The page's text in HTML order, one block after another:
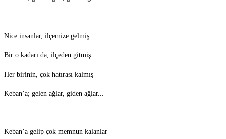
Nice insanlar, ilçemize gelmiş
Bir o kadarı da, ilçeden gitmiş
Her birinin, çok hatırası kalmış
Keban’a; gelen ağlar, giden ağlar...
Keban’a gelip çok memnun kalanlar